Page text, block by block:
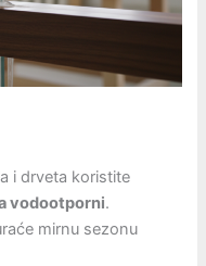
i drveta koristite
vodootporni.
mirnu sezonu